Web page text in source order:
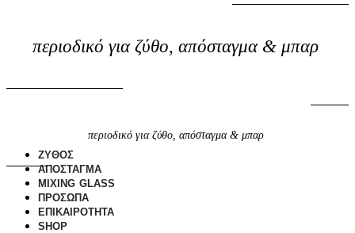
περιοδικό για ζύθο, απόσταγμα & μπαρ
περιοδικό για ζύθο, απόσταγμα & μπαρ
ΖΥΘΟΣ
ΑΠΟΣΤΑΓΜΑ
MIXING GLASS
ΠΡΟΣΩΠΑ
ΕΠΙΚΑΙΡΟΤΗΤΑ
SHOP